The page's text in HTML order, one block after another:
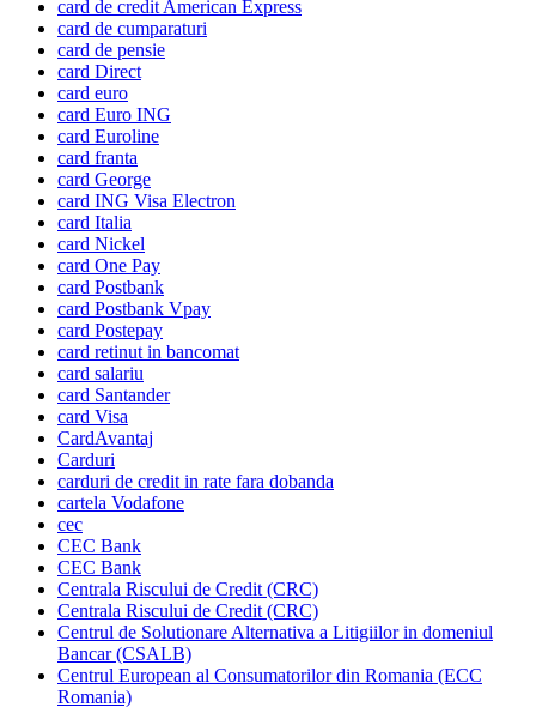
card de credit American Express
card de cumparaturi
card de pensie
card Direct
card euro
card Euro ING
card Euroline
card franta
card George
card ING Visa Electron
card Italia
card Nickel
card One Pay
card Postbank
card Postbank Vpay
card Postepay
card retinut in bancomat
card salariu
card Santander
card Visa
CardAvantaj
Carduri
carduri de credit in rate fara dobanda
cartela Vodafone
cec
CEC Bank
CEC Bank
Centrala Riscului de Credit (CRC)
Centrala Riscului de Credit (CRC)
Centrul de Solutionare Alternativa a Litigiilor in domeniul
Bancar (CSALB)
Centrul European al Consumatorilor din Romania (ECC
Romania)